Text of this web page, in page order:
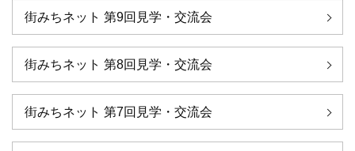
街みちネット 第9回見学・交流会
街みちネット 第8回見学・交流会
街みちネット 第7回見学・交流会